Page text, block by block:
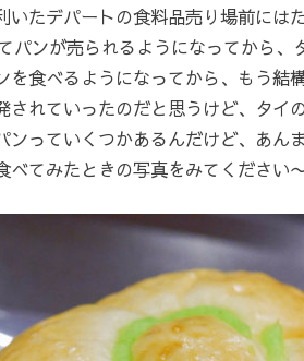
いたデパートの食料品売り場前に
ンが売られるようになってから、
食べるようになってから、もう結
されていったのだと思うけど、
っていくつかあるんだけど、あん
てみたときの写真をみてください〜